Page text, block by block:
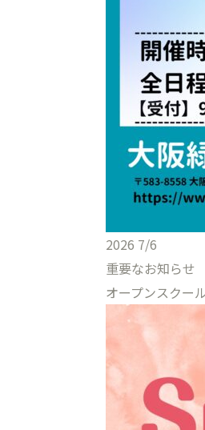
2026 7/6
重要なお知らせ
オープンスクー